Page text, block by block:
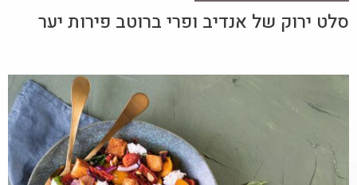
סלט ירוק של אנדיב ופרי ברוטב פירות יער